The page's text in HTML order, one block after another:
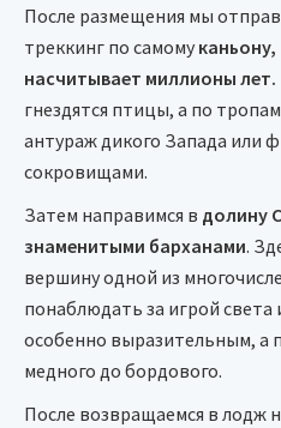
После размещения мы
треккинг по самому
насчитывает миллионы лет.
гнездятся птицы, а по
антураж дикого Запада или
сокровищами.
Затем направимся в долину
знаменитыми барханами.
вершину одной из
понаблюдать за игрой света
особенно выразительным, а
медного до бордового.
После возвращаемся в лодж